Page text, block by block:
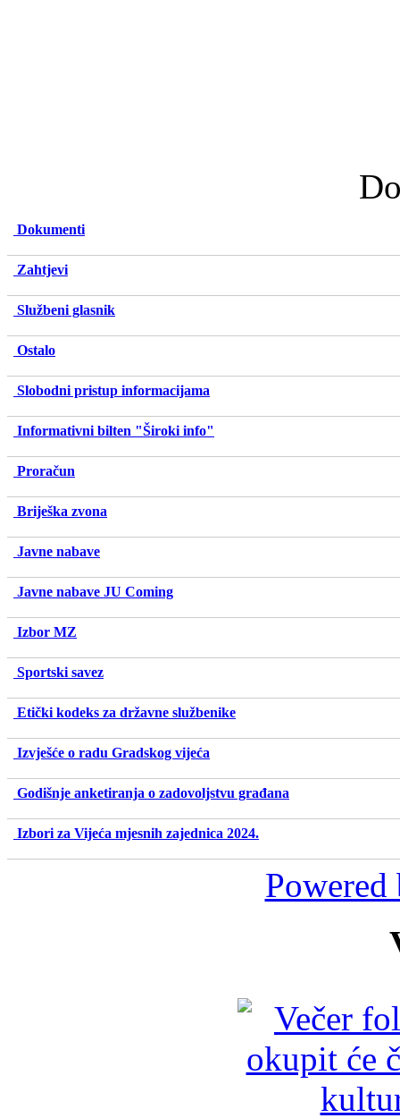
Dokumenti
Zahtjevi
Službeni glasnik
Ostalo
Slobodni pristup informacijama
Informativni bilten "Široki info"
Proračun
Briješka zvona
Javne nabave
Javne nabave JU Coming
Izbor MZ
Sportski savez
Etički kodeks za državne službenike
Izvješće o radu Gradskog vijeća
Godišnje anketiranja o zadovoljstvu građana
Izbori za Vijeća mjesnih zajednica 2024.